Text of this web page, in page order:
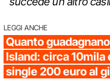
LEGGI ANCHE
Quanto
Island: circa 10mila
single 200 euro al